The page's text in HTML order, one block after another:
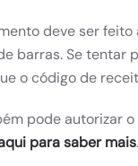
deve ser feito
barras. Se tentar
o código de
pode autorizar
para saber mais.